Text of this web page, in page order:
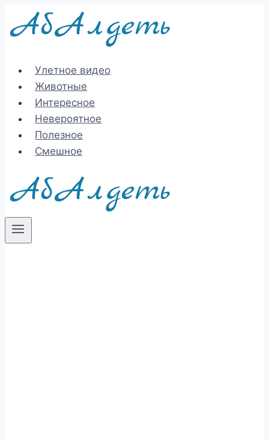
Перейти
Улетное видео
Животные
Интересное
Невероятное
Полезное
Смешное